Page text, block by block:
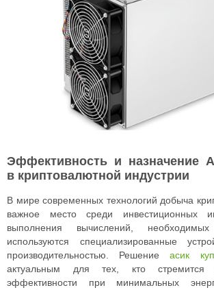
Эффективность и назначение
в криптовалютной индустрии
В мире современных технологий добыча
важное место среди инвестиционных
выполнения вычислений,
используются специализированные
производительностью. Решениеасик
актуальным для тех, кто стремится
эффективности при минимальных